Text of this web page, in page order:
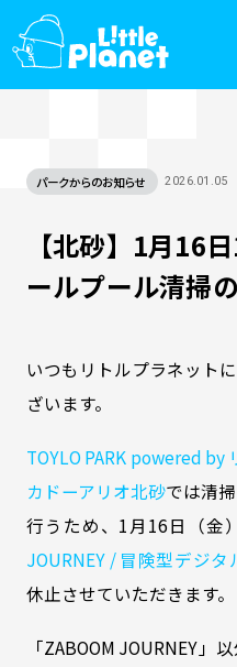
パークからのお知らせ 2026.01.05
【北砂】1月16
ールプール清掃
いつもリトルプラネット
ざいます。
TOYLO PARK powered
カドーアリオ北砂では清
行うため、1月16日（金
JOURNEY / 冒険型デジ
休止させていただきます。
「ZABOOM JOURNEY